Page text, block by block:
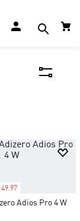
.97
Adios Pro 4 W